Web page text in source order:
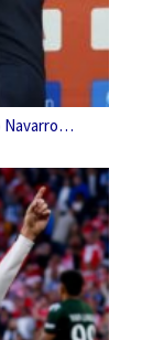
Navarro…